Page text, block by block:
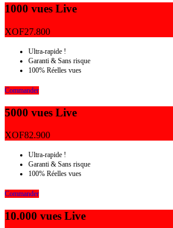
1000 vues Live
XOF27.800
Ultra-rapide !
Garanti & Sans risque
100% Réelles vues
Commander
5000 vues Live
XOF82.900
Ultra-rapide !
Garanti & Sans risque
100% Réelles vues
Commander
10.000 vues Live